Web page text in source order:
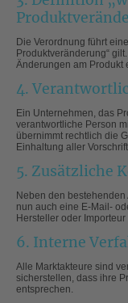
Die Verordnung führt
Produktveränderung“
Änderungen am Produkt
4.
Ein Unternehmen, das
verantwortliche Person
übernimmt rechtlich die
Einhaltung aller
5. Zusätzliche
Neben den
nun auch eine E-Mail-
Hersteller oder
6. Interne
Alle Marktakteure sind
sicherstellen, dass ihre
entsprechen.